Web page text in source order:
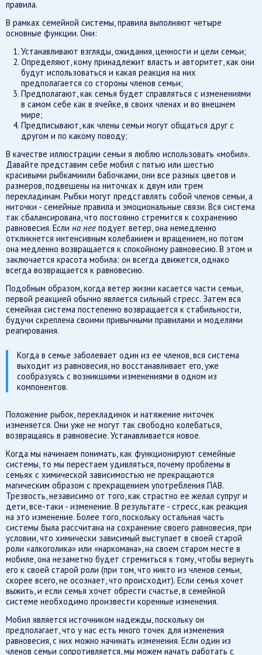
правила.
В рамках семейной системы, правила выполняют четыре
основные функции. Они:
Устанавливают взгляды, ожидания, ценности и цели семьи;
Определяют, кому принадлежит власть и авторитет, как они
будут использоваться и какая реакция на них
предполагается со стороны членов семьи;
Предполагают, как семья будет справляться с изменениями
в самом себе как в ячейке, в своих членах и во внешнем
мире;
Предписывают, как члены семьи могут общаться друг с
другом и по какому поводу;
В качестве иллюстрации семьи я люблю использовать «мобил».
Давайте представим себе мобил с пятью или шестью
красивыми рыбкамиили бабочками, они все разных цветов и
размеров, подвешены на ниточках к двум или трем
перекладинам. Рыбки могут представлять собой членов семьи, а
ниточки - семейные правила и эмоциональные связи. Вся система
так сбалансирована, что постоянно стремится к сохранению
равновесия. Если на нееподует ветер, она немедленно
откликнется интенсивным колебанием и вращением, но потом
она медленно возвращается к спокойному равновесию. В этом и
заключается красота мобила: он всегда движется, однако
всегда возвращается к равновесию.
Подобным образом, когда ветер жизни касается части семьи,
первой реакцией обычно является сильный стресс. Затем вся
семейная система постепенно возвращается к стабильности,
будучи скреплена своими привычными правилами и моделями
реагирования.
Когда в семье заболевает один из ее членов, вся система
выходит из равновесия, но восстанавливает его, уже
сообразуясь с возникшими изменениями в одном из
компонентов.
Положение рыбок, перекладинок и натяжение ниточек
изменяется. Они уже не могут так свободно колебаться,
возвращаясь в равновесие. Устанавливается новое.
Когда мы начинаем понимать, как функционируют семейные
системы, то мы перестаем удивляться, почему проблемы в
семьях с химической зависимостью не прекращаются
магическим образом с прекращением употребления ПАВ.
Трезвость, независимо от того, как страстно ее желал супруг и
дети, все-таки - изменение. В результате - стресс, как реакция
на это изменение. Более того, поскольку остальная часть
системы была рассчитана на сохранение своего равновесия, при
условии, что химически зависимый выступает в своей старой
роли «алкоголика» или «наркомана», на своем старом месте в
мобиле, она незаметно будет стремиться к тому, чтобы вернуть
его к своей старой роли (при том, что никто из членов семьи,
скорее всего, не осознает, что происходит). Если семья хочет
выжить, и если семья хочет обрести счастье, в семейной
системе необходимо произвести коренные изменения.
Мобил является источником надежды, поскольку он
предполагает, что у нас есть много точек для изменения
равновесия, с них можно начинать изменения. Если один из
членов семьи сопротивляется, мы можем начать работать с